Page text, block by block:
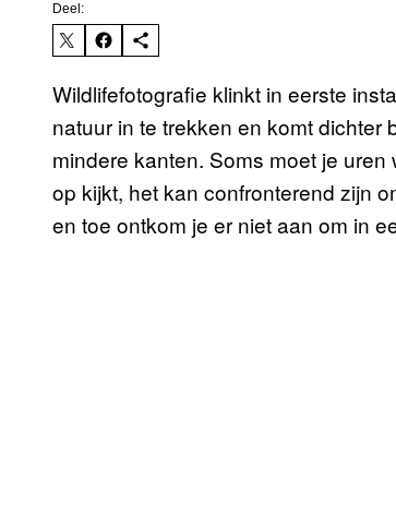
Deel:
Wildlifefotografie klinkt in eerste
natuur in te trekken en komt dichter
mindere kanten. Soms moet je
op kijkt, het kan confronterend zijn
en toe ontkom je er niet aan om in